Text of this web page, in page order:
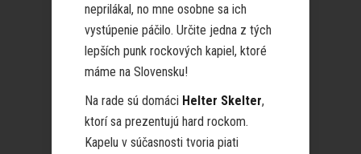
neprilákal, no mne osobne sa ich
vystúpenie páčilo. Určite jedna z tých
lepších punk rockových kapiel, ktoré
máme na Slovensku!
Na rade sú domáci Helter Skelter,
ktorí sa prezentujú hard rockom.
Kapelu v súčasnosti tvoria piati